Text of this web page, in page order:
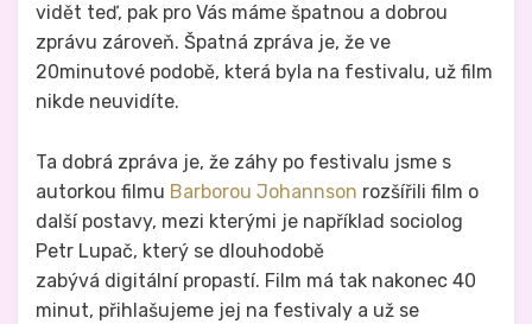
vidět teď, pak pro Vás máme špatnou a dobrou
zprávu zároveň. Špatná zpráva je, že ve
20minutové podobě, která byla na festivalu, už film
nikde neuvidíte.
Ta dobrá zpráva je, že záhy po festivalu jsme s
autorkou filmu Barborou Johannson rozšířili film o
další postavy, mezi kterými je například sociolog
Petr Lupač, který se dlouhodobě
zabývá digitální propastí. Film má tak nakonec 40
minut, přihlašujeme jej na festivaly a už se